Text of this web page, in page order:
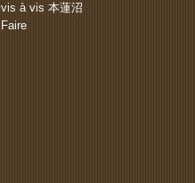
vis à vis 本蓮沼
Faire